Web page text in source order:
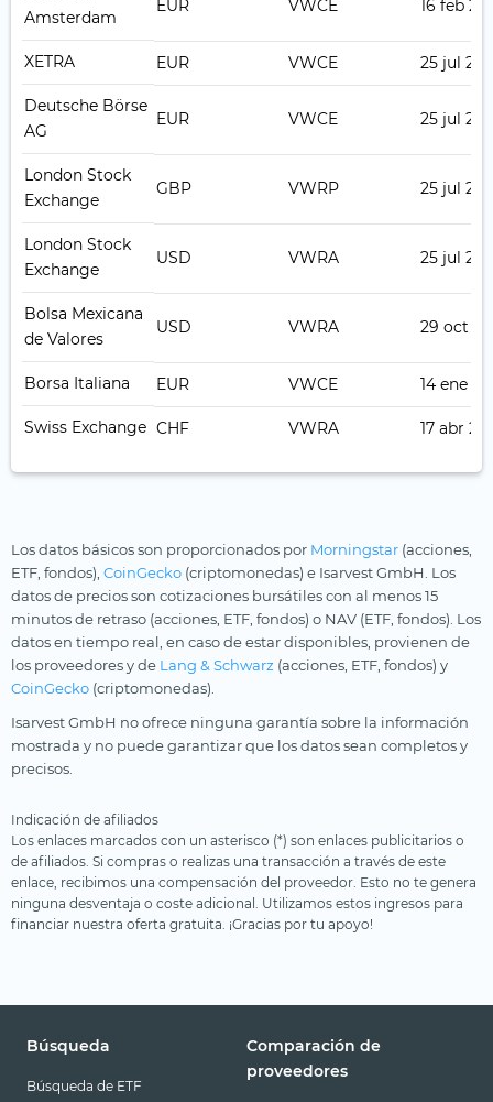
Amsterdam
EUR VWCE 16 feb
XETRA EUR VWCE 25 jul
Deutsche Börse
AG
EUR VWCE 25 jul
London Stock
Exchange
GBP VWRP 25 jul
London Stock
Exchange
USD VWRA 25 jul
Bolsa Mexicana
de Valores
USD VWRA 29 oct
Borsa Italiana EUR VWCE 14 ene
Swiss Exchange CHF VWRA 17 abr
Los datos básicos son proporcionados por Morningstar (acciones,
ETF, fondos), CoinGecko (criptomonedas) e Isarvest GmbH. Los
datos de precios son cotizaciones bursátiles con al menos 15
minutos de retraso (acciones, ETF, fondos) o NAV (ETF, fondos). Los
datos en tiempo real, en caso de estar disponibles, provienen de
los proveedores y de Lang & Schwarz (acciones, ETF, fondos) y
CoinGecko (criptomonedas).
Isarvest GmbH no ofrece ninguna garantía sobre la información
mostrada y no puede garantizar que los datos sean completos y
precisos.
Indicación de afiliados
Los enlaces marcados con un asterisco (*) son enlaces publicitarios o
de afiliados. Si compras o realizas una transacción a través de este
enlace, recibimos una compensación del proveedor. Esto no te genera
ninguna desventaja o coste adicional. Utilizamos estos ingresos para
financiar nuestra oferta gratuita. ¡Gracias por tu apoyo!
Búsqueda
Búsqueda de ETF
Comparación de
proveedores